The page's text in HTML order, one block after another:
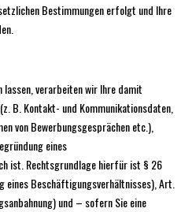
Bestimmungen erfolgt und Ihre
lassen, verarbeiten wir Ihre damit
B. Kontakt- und Kommunikationsdaten,
von Bewerbungsgesprächen etc.),
eines
ist. Rechtsgrundlage hierfür ist § 26
eines Beschäftigungsverhältnisses), Art.
und – sofern Sie eine